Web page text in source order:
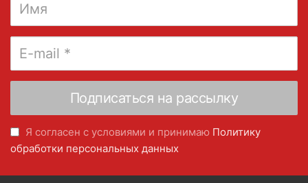
Я согласен с условиями и принимаю Политику
обработки персональных данных